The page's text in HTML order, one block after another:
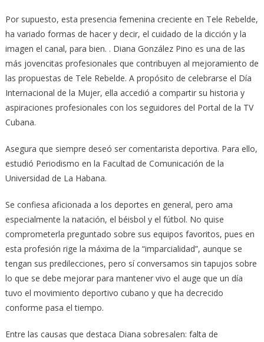
Por supuesto, esta presencia femenina creciente en Tele Rebelde,
ha variado formas de hacer y decir, el cuidado de la dicción y la
imagen el canal, para bien. . Diana González Pino es una de las
más jovencitas profesionales que contribuyen al mejoramiento de
las propuestas de Tele Rebelde. A propósito de celebrarse el Día
Internacional de la Mujer, ella accedió a compartir su historia y
aspiraciones profesionales con los seguidores del Portal de la TV
Cubana.
Asegura que siempre deseó ser comentarista deportiva. Para ello,
estudió Periodismo en la Facultad de Comunicación de la
Universidad de La Habana.
Se confiesa aficionada a los deportes en general, pero ama
especialmente la natación, el béisbol y el fútbol. No quise
comprometerla preguntado sobre sus equipos favoritos, pues en
esta profesión rige la máxima de la “imparcialidad”, aunque se
tengan sus predilecciones, pero sí conversamos sin tapujos sobre
lo que se debe mejorar para mantener vivo el auge que un día
tuvo el movimiento deportivo cubano y que ha decrecido
conforme pasa el tiempo.
Entre las causas que destaca Diana sobresalen: falta de